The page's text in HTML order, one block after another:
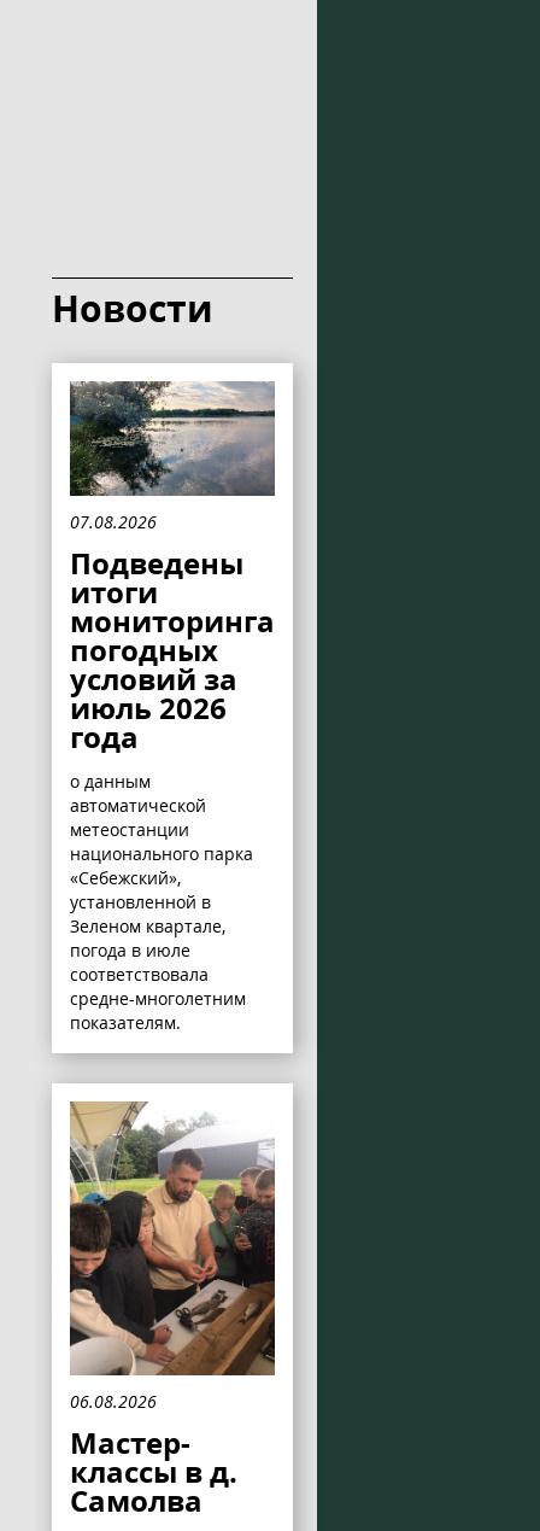
Новости
07.08.2026
Подведены
итоги
мониторинга
погодных
условий за
июль 2026
года
о данным
автоматической
метеостанции
национального парка
«Себежский»,
установленной в
Зеленом квартале,
погода в июле
соответствовала
средне-многолетним
показателям.
06.08.2026
Мастер-
классы в д.
Самолва